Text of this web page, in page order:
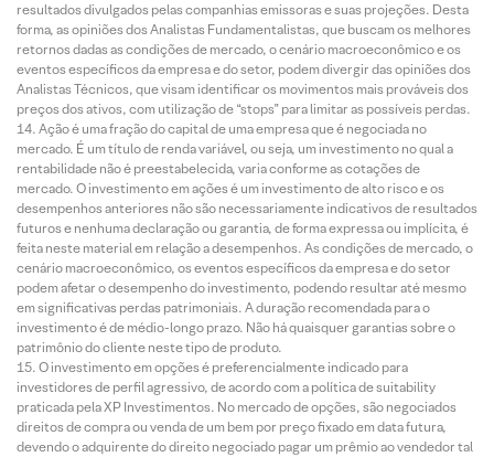
resultados divulgados pelas companhias emissoras e suas projeções. Desta
forma, as opiniões dos Analistas Fundamentalistas, que buscam os melhores
retornos dadas as condições de mercado, o cenário macroeconômico e os
eventos específicos da empresa e do setor, podem divergir das opiniões dos
Analistas Técnicos, que visam identificar os movimentos mais prováveis dos
preços dos ativos, com utilização de “stops” para limitar as possíveis perdas.
Ação é uma fração do capital de uma empresa que é negociada no
mercado. É um título de renda variável, ou seja, um investimento no qual a
rentabilidade não é preestabelecida, varia conforme as cotações de
mercado. O investimento em ações é um investimento de alto risco e os
desempenhos anteriores não são necessariamente indicativos de resultados
futuros e nenhuma declaração ou garantia, de forma expressa ou implícita, é
feita neste material em relação a desempenhos. As condições de mercado, o
cenário macroeconômico, os eventos específicos da empresa e do setor
podem afetar o desempenho do investimento, podendo resultar até mesmo
em significativas perdas patrimoniais. A duração recomendada para o
investimento é de médio-longo prazo. Não há quaisquer garantias sobre o
patrimônio do cliente neste tipo de produto.
O investimento em opções é preferencialmente indicado para
investidores de perfil agressivo, de acordo com a política de suitability
praticada pela XP Investimentos. No mercado de opções, são negociados
direitos de compra ou venda de um bem por preço fixado em data futura,
devendo o adquirente do direito negociado pagar um prêmio ao vendedor tal